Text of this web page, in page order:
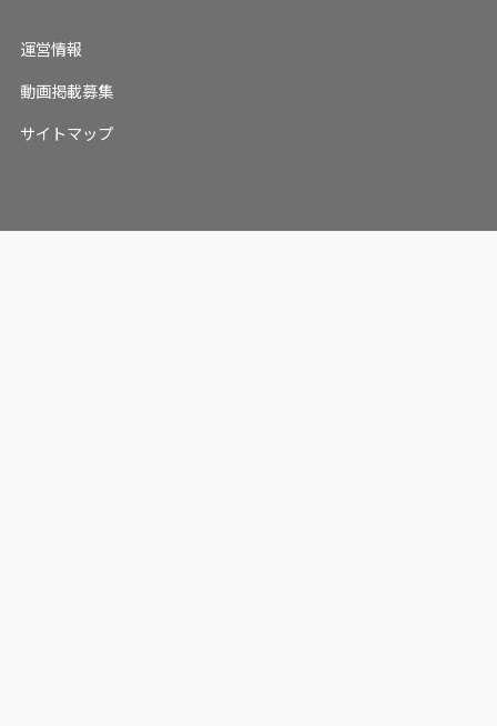
運営情報
動画掲載募集
サイトマップ